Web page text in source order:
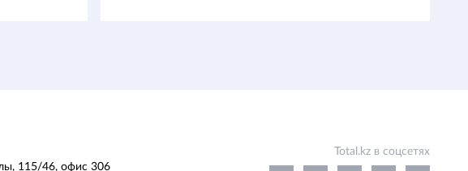
115/46, офис 306
Total.kz в соцсетях